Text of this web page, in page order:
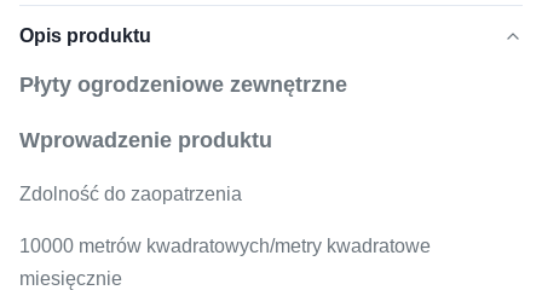
Opis produktu
Płyty ogrodzeniowe zewnętrzne
Wprowadzenie produktu
Zdolność do zaopatrzenia
10000 metrów kwadratowych/metry kwadratowe
miesięcznie